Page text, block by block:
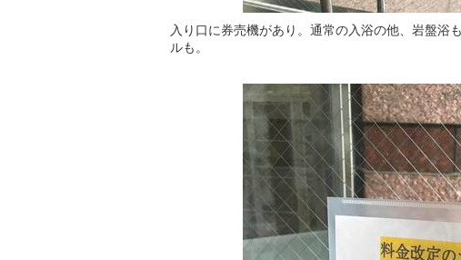
入り口に券売機があり。通常の入浴の他、岩盤浴
ルも。